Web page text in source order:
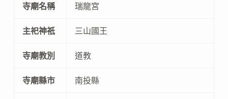
寺廟名稱 瑞龍宮
主祀神祇 三山國王
寺廟教別 道教
寺廟縣市 南投縣